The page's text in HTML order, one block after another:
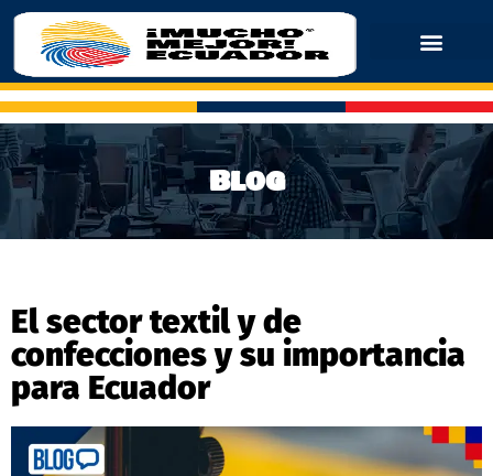
Blog
El sector textil y de
confecciones y su importancia
para Ecuador